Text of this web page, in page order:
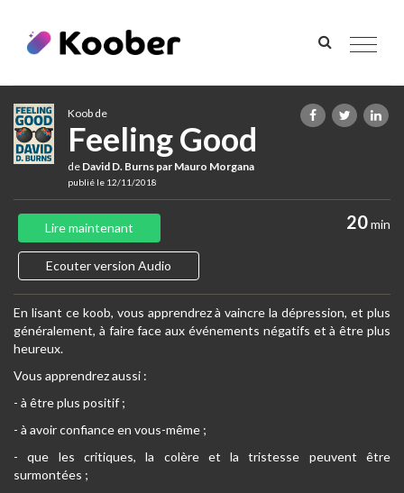
Toggle
Koob de
Feeling Good
de David D. Burns par Mauro Morgana
publié le 12/11/2018
20min
Lire maintenant
Ecouter version Audio
En lisant ce koob, vous apprendrez à vaincre la dépression, et plus
généralement, à faire face aux événements négatifs et à être plus
heureux.
Vous apprendrez aussi :
- à être plus positif ;
- à avoir confiance en vous-même ;
- que les critiques, la colère et la tristesse peuvent être
surmontées ;